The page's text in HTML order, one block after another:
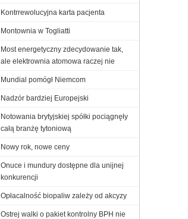
Kontrrewolucyjna karta pacjenta
Montownia w Togliatti
Most energetyczny zdecydowanie tak,
ale elektrownia atomowa raczej nie
Mundial pomógł Niemcom
Nadzór bardziej Europejski
Notowania brytyjskiej spółki pociągnęły
całą branżę tytoniową
Nowy rok, nowe ceny
Onuce i mundury dostępne dla unijnej
konkurencji
Opłacalność biopaliw zależy od akcyzy
Ostrej walki o pakiet kontrolny BPH nie